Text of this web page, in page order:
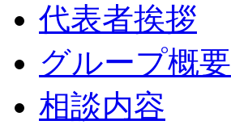
代表者挨拶
グループ概要
相談内容